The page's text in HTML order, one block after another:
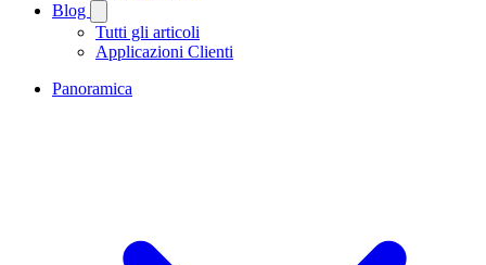
Blog
Tutti gli articoli
Applicazioni Clienti
Panoramica